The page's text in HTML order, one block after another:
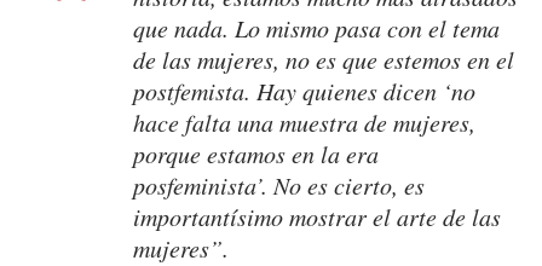
que nada. Lo mismo pasa con el tema
de las mujeres, no es que estemos en el
postfemista. Hay quienes dicen ‘no
hace falta una muestra de mujeres,
porque estamos en la era
posfeminista’. No es cierto, es
importantísimo mostrar el arte de las
mujeres”.